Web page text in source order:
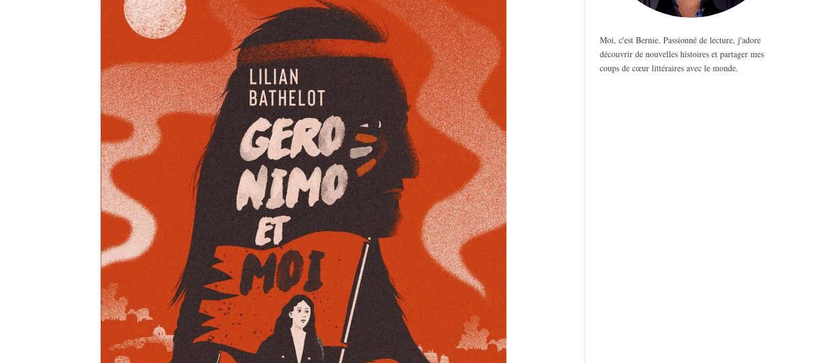
Moi, c'est Bernie. Passionné de lecture, j'adore
découvrir de nouvelles histoires et partager mes
coups de cœur littéraires avec le monde.